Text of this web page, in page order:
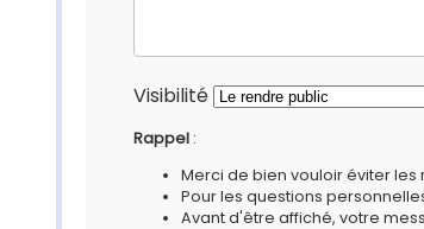
Visibilité
Rappel :
Merci de bien vouloir éviter
Pour les questions
Avant d'être affiché, votre